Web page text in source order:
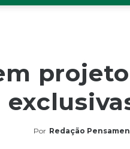
Por Redação